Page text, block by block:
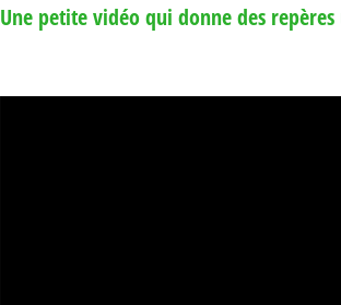
Une petite vidéo qui donne des